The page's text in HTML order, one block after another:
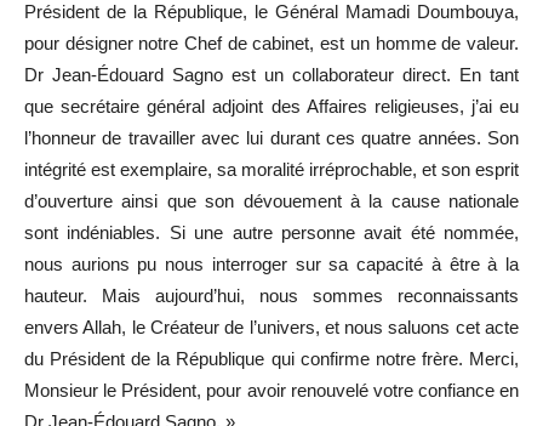
Président de la République, le Général Mamadi Doumbouya,
pour désigner notre Chef de cabinet, est un homme de valeur.
Dr Jean-Édouard Sagno est un collaborateur direct. En tant
que secrétaire général adjoint des Affaires religieuses, j’ai eu
l’honneur de travailler avec lui durant ces quatre années. Son
intégrité est exemplaire, sa moralité irréprochable, et son esprit
d’ouverture ainsi que son dévouement à la cause nationale
sont indéniables. Si une autre personne avait été nommée,
nous aurions pu nous interroger sur sa capacité à être à la
hauteur. Mais aujourd’hui, nous sommes reconnaissants
envers Allah, le Créateur de l’univers, et nous saluons cet acte
du Président de la République qui confirme notre frère. Merci,
Monsieur le Président, pour avoir renouvelé votre confiance en